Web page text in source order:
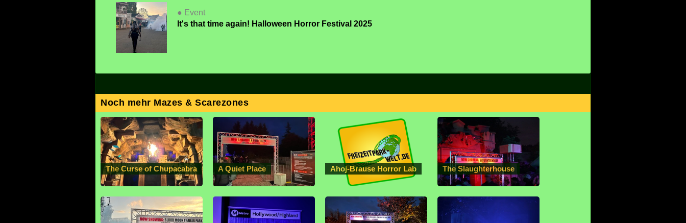
● Event
It's that time again! Halloween Horror Festival 2025
Noch mehr Mazes & Scarezones
The Curse of Chupacabra A Quiet Place Ahoj-Brause Horror Lab The Slaughterhouse